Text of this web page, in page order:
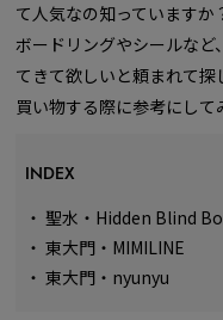
て人気なの知っています
ボードリングやシールなど
てきて欲しいと頼まれて
買い物する際に参考にして
INDEX
・ 聖水・Hidden Blind
・ 東大門・MIMILINE
・ 東大門・nyunyu